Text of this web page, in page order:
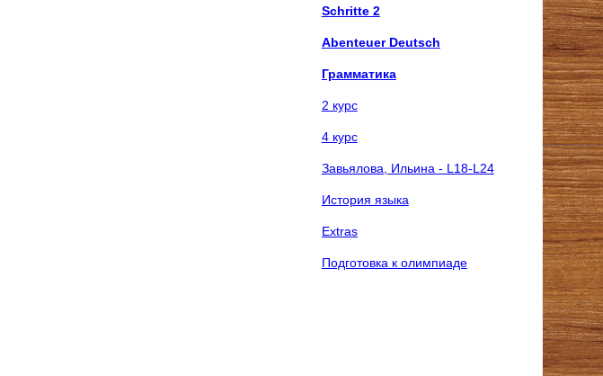
Schritte 2
Abenteuer Deutsch
Грамматика
2 курс
4 курс
Завьялова, Ильина - L18-L24
История языка
Extras
Подготовка к олимпиаде